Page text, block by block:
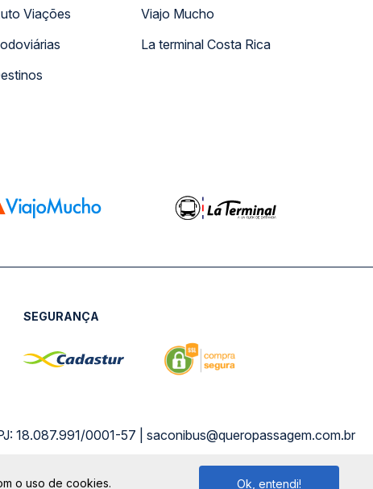
Viações
Viajo Mucho
La terminal Costa Rica
SEGURANÇA
18.087.991/0001-57 | saconibus@queropassagem.com.br
o uso de cookies. Ok, entendi!